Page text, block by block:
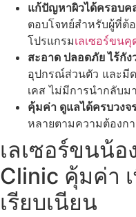
แก้ปัญหาผิวได้ครอบค
ตอบโจทย์สำหรับผู้ที่ต้
โปรแกรมเลเซอร์ขนคุ
สะอาด ปลอดภัย ไร้กัง
อุปกรณ์ส่วนตัว และมี
เคส ไม่มีการนำกลับม
คุ้มค่า ดูแลได้ครบวงจ
หลายตามความต้องก
เลเซอร์ขนน้อ
Clinic คุ้มค่า
เรียบเนียน